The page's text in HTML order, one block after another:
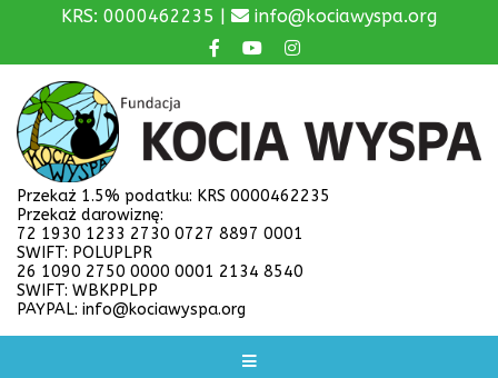
KRS: 0000462235 | info@kociawyspa.org
Przekaż 1.5% podatku: KRS 0000462235
Przekaż darowiznę:
72 1930 1233 2730 0727 8897 0001
SWIFT: POLUPLPR
26 1090 2750 0000 0001 2134 8540
SWIFT: WBKPPLPP
PAYPAL: info@kociawyspa.org